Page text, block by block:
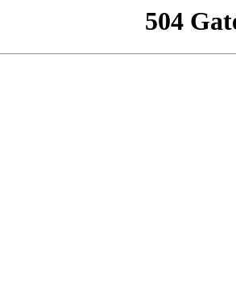
504